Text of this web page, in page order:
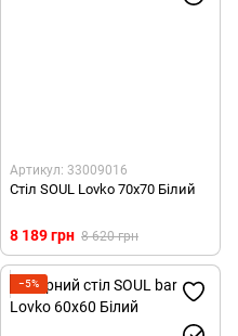
Артикул: 33009016
Стіл SOUL Lovko 70x70 Білий
8 189 грн 8 620 грн
−5%